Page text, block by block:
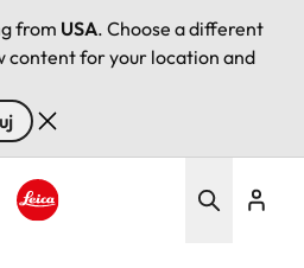
from USA. Choose a different
content for your location and